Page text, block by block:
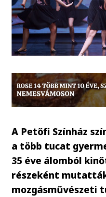
A Petőfi Színház
a több tucat
35 éve álomból
részeként
mozgásművészeti